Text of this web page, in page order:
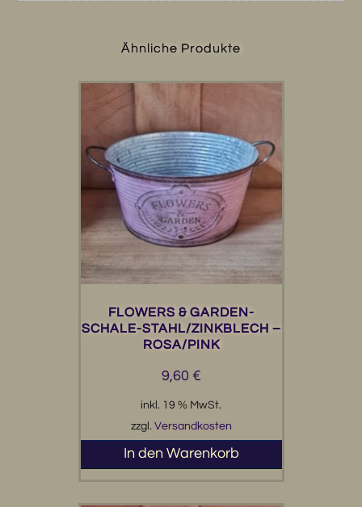
Ähnliche Produkte
FLOWERS & GARDEN-
SCHALE-STAHL/ZINKBLECH –
ROSA/PINK
9,60 €
inkl. 19 % MwSt.
zzgl. Versandkosten
In den Warenkorb